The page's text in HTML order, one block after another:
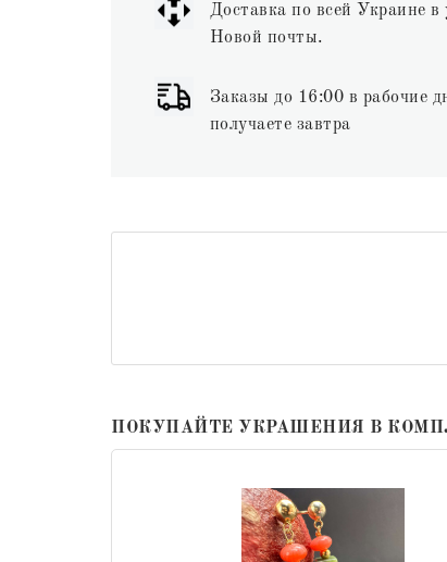
Доставка по всей Украине в
Новой почты.
Заказы до 16:00 в рабочие
получаете завтра
ПОКУПАЙТЕ УКРАШЕНИЯ В